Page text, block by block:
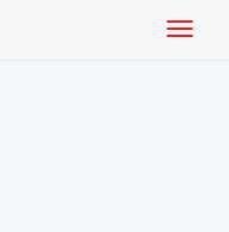
Toggle